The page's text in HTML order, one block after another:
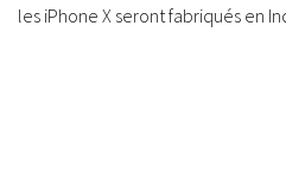
les iPhone X seront fabriqués en